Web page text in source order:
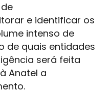
e identificar os
intenso de
de quais entidades
será feita
Anatel a